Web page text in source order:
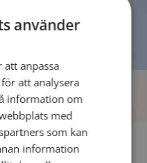
använder
att anpassa
att analysera
information om
med
som kan
information